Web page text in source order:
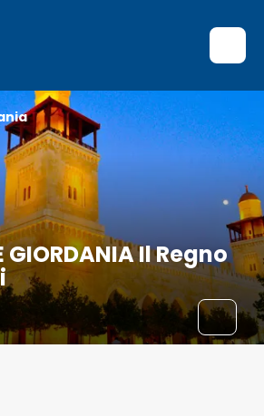
GIORDANIA Il Regno